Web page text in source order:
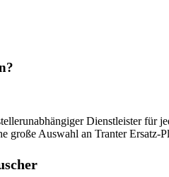
Dienstleister für
große Auswahl an Tranter Ersatz-